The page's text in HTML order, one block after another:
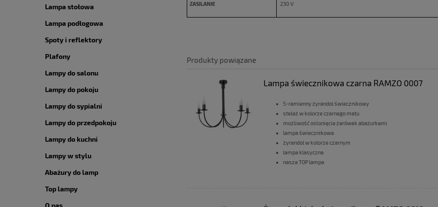
Lampa stołowa
Lampa podłogowa
Spoty i reflektory
Plafony
Lampy do salonu
Lampy do pokoju
Lampy do sypialni
Lampy do przedpokoju
Lampy do kuchni
Lampy w stylu
Abażury do lamp
Top lampy
O nas
ZASILANIE 230 V
Produkty powiązane
Lampa świecznikowa czarna RAMZO 0007
5-ramienny żyrandol świecznikowy
stelaż w kolorze czarnego matu
możliwość osłonięcia żarówek abażurkami
lampa świecznikowa
żyrandol w kolorze czarnym
lampa klasyczna
nasza TOP lampa